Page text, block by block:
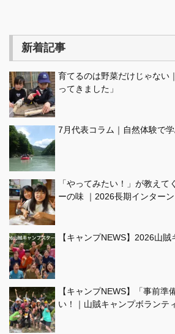
新着記事
育てるのは野菜だけじゃない
ってきました」
7月代表コラム｜自然体験で
「やってみたい！」が教えて
ーの味 ｜2026長期インターン
【キャンプNEWS】2026山
【キャンプNEWS】「事前準
い！｜山賊キャンプボランテ